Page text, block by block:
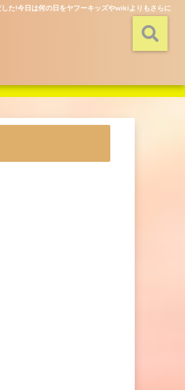
た!今日は何の日をヤフーキッズやwikiよりもさらに